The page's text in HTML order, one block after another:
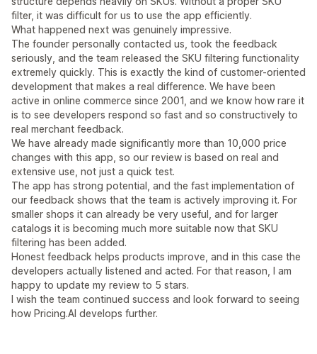
filter, it was difficult for us to use the app efficiently.
What happened next was genuinely impressive.
The founder personally contacted us, took the feedback
seriously, and the team released the SKU filtering functionality
extremely quickly. This is exactly the kind of customer-oriented
development that makes a real difference. We have been
active in online commerce since 2001, and we know how rare it
is to see developers respond so fast and so constructively to
real merchant feedback.
We have already made significantly more than 10,000 price
changes with this app, so our review is based on real and
extensive use, not just a quick test.
The app has strong potential, and the fast implementation of
our feedback shows that the team is actively improving it. For
smaller shops it can already be very useful, and for larger
catalogs it is becoming much more suitable now that SKU
filtering has been added.
Honest feedback helps products improve, and in this case the
developers actually listened and acted. For that reason, I am
happy to update my review to 5 stars.
I wish the team continued success and look forward to seeing
how Pricing.AI develops further.